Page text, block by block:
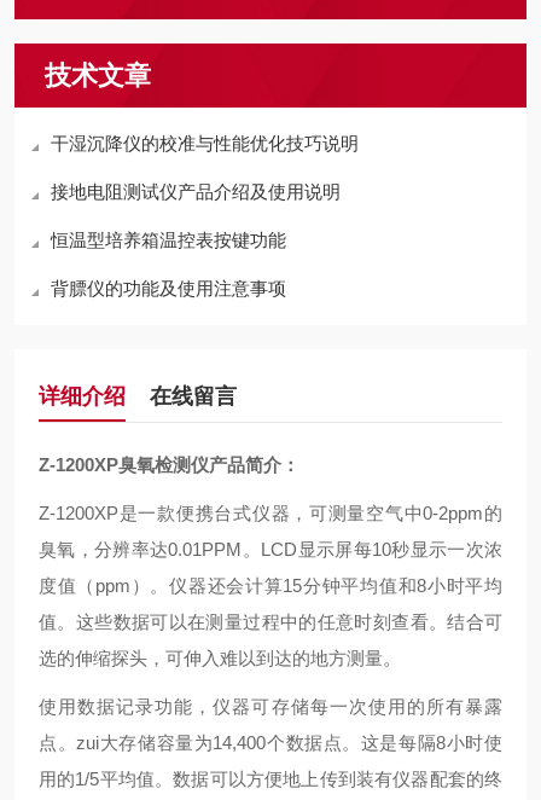
技术文章
干湿沉降仪的校准与性能优化技巧说明
接地电阻测试仪产品介绍及使用说明
恒温型培养箱温控表按键功能
背膘仪的功能及使用注意事项
详细介绍 在线留言
Z-1200XP臭氧检测仪产品简介：
Z-1200XP是一款便携台式仪器，可测量空气中0-2ppm的
臭氧，分辨率达0.01PPM。LCD显示屏每10秒显示一次浓
度值（ppm）。仪器还会计算15分钟平均值和8小时平均
值。这些数据可以在测量过程中的任意时刻查看。结合可
选的伸缩探头，可伸入难以到达的地方测量。
使用数据记录功能，仪器可存储每一次使用的所有暴露
点。zui大存储容量为14,400个数据点。这是每隔8小时使
用的1/5平均值。数据可以方便地上传到装有仪器配套的终